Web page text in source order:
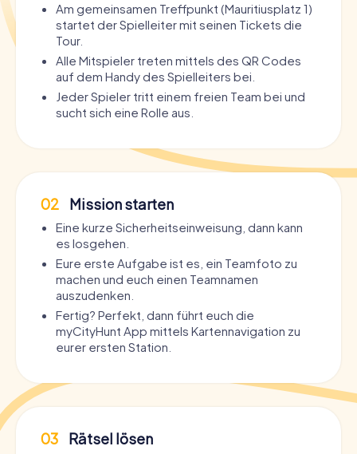
Am gemeinsamen Treffpunkt (Mauritiusplatz 1)
startet der Spielleiter mit seinen Tickets die
Tour.
Alle Mitspieler treten mittels des QR Codes
auf dem Handy des Spielleiters bei.
Jeder Spieler tritt einem freien Team bei und
sucht sich eine Rolle aus.
02 Mission starten
Eine kurze Sicherheitseinweisung, dann kann
es losgehen.
Eure erste Aufgabe ist es, ein Teamfoto zu
machen und euch einen Teamnamen
auszudenken.
Fertig? Perfekt, dann führt euch die
myCityHunt App mittels Kartennavigation zu
eurer ersten Station.
03 Rätsel lösen